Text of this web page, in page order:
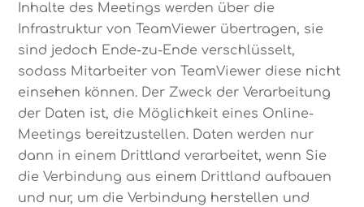
Inhalte des Meetings werden über die
Infrastruktur von TeamViewer übertragen, sie
sind jedoch Ende-zu-Ende verschlüsselt,
sodass Mitarbeiter von TeamViewer diese nicht
einsehen können. Der Zweck der Verarbeitung
der Daten ist, die Möglichkeit eines Online-
Meetings bereitzustellen. Daten werden nur
dann in einem Drittland verarbeitet, wenn Sie
die Verbindung aus einem Drittland aufbauen
und nur, um die Verbindung herstellen und